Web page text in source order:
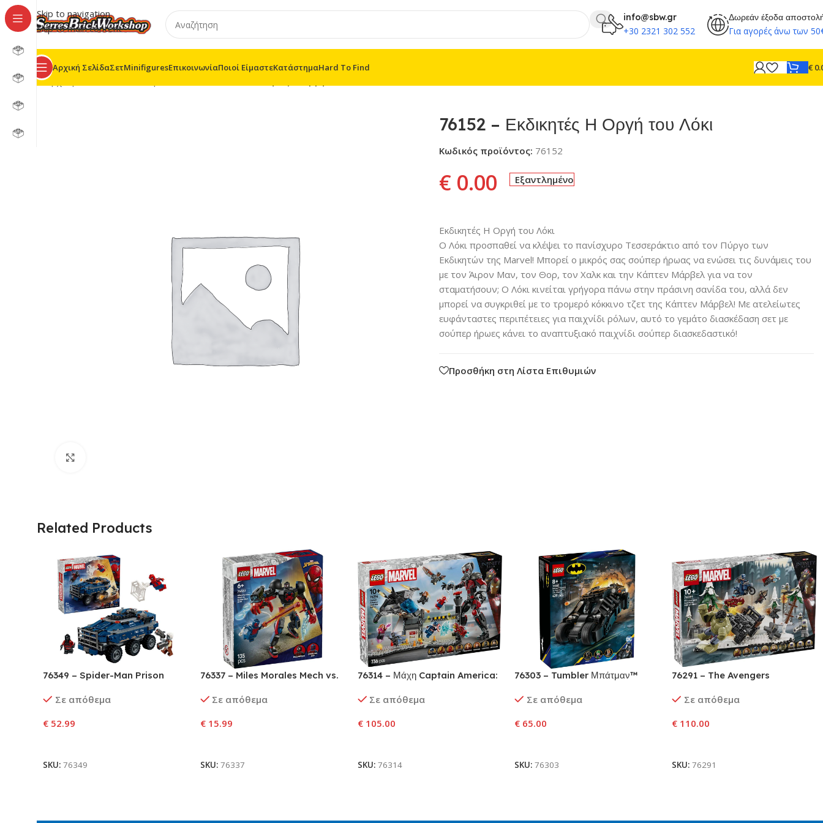
Skip to navigation
Skip to main content
info@sbw.gr
+30 2321 302 552
Δωρεάν έξοδα
Για αγορές άνω των
Αρχική ΣελίδαΣετMinifiguresΕπικοινωνίαΠοιοί ΕίμαστεΚατάστημαHard To Find €
Αρχική σελίδα
76152 – Εκδικητές Η Οργή του Λόκι
Κωδικός προϊόντος: 76152
€0.00 Εξαντλημένο
Εκδικητές Η Οργή του Λόκι
Ο Λόκι προσπαθεί να κλέψει το πανίσχυρο Τεσσεράκτιο από τον Πύργο των
Εκδικητών της Marvel! Μπορεί ο μικρός σας σούπερ ήρωας να ενώσει τις δυνάμεις του
με τον Άιρον Μαν, τον Θορ, τον Χαλκ και την Κάπτεν Μάρβελ για να τον
σταματήσουν; Ο Λόκι κινείται γρήγορα πάνω στην πράσινη σανίδα του, αλλά δεν
μπορεί να συγκριθεί με το τρομερό κόκκινο τζετ της Κάπτεν Μάρβελ! Με ατελείωτες
ευφάνταστες περιπέτειες για παιχνίδι ρόλων, αυτό το γεμάτο διασκέδαση σετ με
σούπερ ήρωες κάνει το αναπτυξιακό παιχνίδι σούπερ διασκεδαστικό!
Προσθήκη στη Λίστα Επιθυμιών
Related Products
76349 – Spider-Man Prison
Σε απόθεμα
€ 52.99
SKU: 76349
76337 – Miles Morales Mech vs.
Σε απόθεμα
€15.99
SKU: 76337
76314 – Μάχη Captain America:
Σε απόθεμα
€105.00
SKU: 76314
76303 – Tumbler Μπάτμαν™
Τζόκερ™
Σε απόθεμα
€ 65.00
SKU:76303
76291 – The Avengers
Σε απόθεμα
€ 110.00
SKU:76291